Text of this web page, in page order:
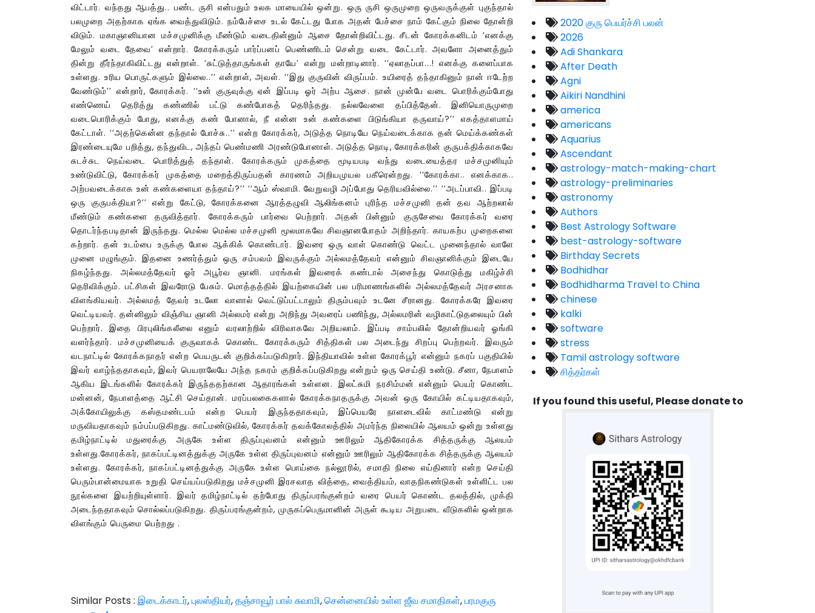
விட்டார். வந்தது ஆபத்து.. பண்ட ருசி என்பதும் உலக மாயையில் ஒன்று. ஒரு ருசி ஒருமுறை ஒருவருக்குள் புகுந்தால்
பலமுறை அதற்காக ஏங்க வைத்துவிடும். நம்பேச்சை உடல் கேட்டது போக அதன் பேச்சை நாம் கேட்கும் நிலை தோன்றி
விடும். மகாஞானியான மச்சமுனிக்கு மீண்டும் வடைதின்னும் ஆசை தோன்றிவிட்டது. சீடன் கோரக்கனிடம் ‘எனக்கு
மேலும் வடை தேவை’ என்றார். கோரக்கரும் பார்ப்பனப் பெண்ணிடம் சென்று வடை கேட்டார். அவளோ அனைத்தும்
தின்று தீர்ந்தாகிவிட்டது என்றாள். ‘சுட்டுத்தாருங்கள் தாயே’ என்று மன்றாடினார். ‘‘ஏலாதப்பா...! எனக்கு களைப்பாக
உள்ளது. உரிய பொருட்களும் இல்லை..’’ என்றாள், அவள். ‘‘இது குருவின் விருப்பம். உயிரைத் தந்தாகினும் நான் ஈடேற்ற
வேண்டும்’’ என்றார், கோரக்கர். ‘‘உன் குருவுக்கு ஏன் இப்படி ஓர் அற்ப ஆசை. நான் முன்பே வடை பொரிக்கும்போது
எண்ணெய் தெரித்து கண்ணில் பட்டு கண்போகத் தெரிந்தது. நல்லவேளை தப்பித்தேன். இனியொருமுறை
வடைபொரிக்கும் போது, எனக்கு கண் போனால், நீ என்ன உன் கண்களை பிடுங்கியா தருவாய்?’’ எகத்தாளமாய்
கேட்டாள். ‘‘அதற்கென்ன தந்தால் போச்சு..’’ என்ற கோரக்கர், அடுத்த நொடியே நெய்வடைக்காக தன் மெய்க்கண்கள்
இரண்டையுமே பறித்து, தந்துவிட, அந்தப் பெண்மணி அரண்டுபோனாள். அடுத்த நொடி, கோரக்கரின் குருபக்திக்காகவே
சுடச்சுட நெய்வடை பொரித்துத் தந்தாள். கோரக்கரும் முகத்தை மூடியபடி வந்து வடையைத்தர மச்சமுனியும்
உண்டுவிட்டு, கோரக்கர் முகத்தை மறைத்திருப்பதன் காரணம் அறியமுயல பகீரென்றது. ‘‘கோரக்கா.. எனக்காக..
அற்பவடைக்காக உன் கண்களையா தந்தாய்?’’ ‘‘ஆம் ஸ்வாமி. வேறுவழி அப்போது தெரியவில்லை.’’ ‘‘அடப்பாவி.. இப்படி
ஒரு குருபக்தியா?’’ என்று கேட்டு, கோரக்கனை ஆரத்தழுவி ஆலிங்கனம் புரிந்த மச்சமுனி தன் தவ ஆற்றலால்
மீண்டும் கண்களை தருவித்தார். கோரக்கரும் பார்வை பெற்றார். அதன் பின்னும் குருசேவை கோரக்கர் வரை
தொடர்ந்தபடிதான் இருந்தது. மெல்ல மெல்ல மச்சமுனி மூலமாகவே சிவஞானபோதம் அறிந்தார். காயகற்ப முறைகளை
கற்றார். தன் உடம்பை உருக்கு போல ஆக்கிக் கொண்டார். இவரை ஒரு வாள் கொண்டு வெட்ட முனைந்தால் வாளே
முனை மழுங்கும். இதனை உணர்த்தும் ஒரு சம்பவம் இவருக்கும் அல்லமத்தேவர் என்னும் சிவஞானிக்கும் இடையே
நிகழ்ந்தது. அல்லமத்தேவர் ஓர் அபூர்வ ஞானி. மரங்கள் இவரைக் கண்டால் அசைந்து கொடுத்து மகிழ்ச்சி
தெரிவிக்கும். பட்சிகள் இவரோடு பேசும். மொத்தத்தில் இயற்கையின் பல பரிமாணங்களில் அல்லமத்தேவர் அரசனாக
விளங்கியவர். அல்லமத் தேவர் உடலோ வாளால் வெட்டுப்பட்டாலும் திரும்பவும் உடனே சீரானது. கோரக்கரே இவரை
வெட்டியவர். தன்னிலும் விஞ்சிய ஞானி அல்லமர் என்று அறிந்து அவரைப் பணிந்து, அல்லமரின் வழிகாட்டுதலையும் பின்
பெற்றார். இதை பிரபுலிங்கலீலை எனும் வரலாற்றில் விரிவாகவே அறியலாம். இப்படி சாம்பலில் தோன்றியவர் ஓங்கி
வளர்ந்தார். மச்சமுனியைக் குருவாகக் கொண்ட கோரக்கரும் சித்திகள் பல அடைந்து சிறப்பு பெற்றவர். இவரும்
வடநாட்டில் கோரக்கநாதர் என்ற பெயருடன் குறிக்கப்படுகிறார். இந்தியாவில் உள்ள கோரக்பூர் என்னும் நகரப் பகுதியில்
இவர் வாழ்ந்ததாகவும், இவர் பெயராலேயே அந்த நகரம் குறிக்கப்படுகிறது என்றும் ஒரு செய்தி உண்டு. சீனா, நேபாளம்
ஆகிய இடங்களில் கோரக்கர் இருந்ததற்கான ஆதாரங்கள் உள்ளன. இலட்சுமி நரசிம்மன் என்னும் பெயர் கொண்ட
மன்னன், நேபாளத்தை ஆட்சி செய்தான். மரப்பலகைகளால் கோரக்கநாதருக்கு அவன் ஒரு கோயில் கட்டியதாகவும்,
அக்கோயிலுக்கு கஸ்தமண்டபம் என்ற பெயர் இருந்ததாகவும், இப்பெயரே நாளடைவில் காட்மண்டு என்று
மருவியதாகவும் நம்பப்படுகிறது. காட்மண்டுவில், கோரக்கர் தவக்கோலத்தில் அமர்ந்த நிலையில் ஆலயம் ஒன்று உள்ளது
தமிழ்நாட்டில் மதுரைக்கு அருகே உள்ள திருப்புவனம் என்னும் ஊரிலும் ஆதிகோரக்க சித்தருக்கு ஆலயம்
உள்ளது.கோரக்கர், நாகப்பட்டினத்துக்கு அருகே உள்ள திருப்புவனம் என்னும் ஊரிலும் ஆதிகோரக்க சித்தருக்கு ஆலயம்
உள்ளது. கோரக்கர், நாகப்பட்டினத்துக்கு அருகே உள்ள பொய்கை நல்லூரில், சமாதி நிலை எய்தினார் என்ற செய்தி
பெரும்பான்மையாக உறுதி செய்யப்படுகிறது மச்சமுனி இரசவாத வித்தை, வைத்தியம், வாதநிகண்டுகள் உள்ளிட்ட பல
நூல்களை இயற்றியுள்ளார். இவர் தமிழ்நாட்டில் தற்போது திருப்பரங்குன்றம் வரை பெயர் கொண்ட தலத்தில், முக்தி
அடைந்ததாகவும் சொல்லப்படுகிறது. திருப்பரங்குன்றம், முருகப்பெருமானின் அருள் கூடிய அறுபடை வீடுகளில் ஒன்றாக
விளங்கும் பெருமை பெற்றது .
Similar Posts : இடைக்காடர்,புலஸ்தியர்,தஞ்சாவூர் பால் சுவாமி,சென்னையில் உள்ள ஜீவ சமாதிகள்,பரமகுரு
2020 குரு பெயர்ச்சி பலன்
2026
Adi Shankara
After Death
Agni
Aikiri Nandhini
america
americans
Aquarius
Ascendant
astrology-match-making-chart
astrology-preliminaries
astronomy
Authors
Best Astrology Software
best-astrology-software
Birthday Secrets
Bodhidhar
Bodhidharma Travel to China
chinese
kalki
software
stress
Tamil astrology software
சித்தர்கள்
If you found this useful, Please donate to